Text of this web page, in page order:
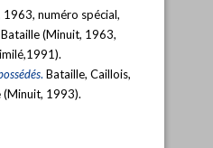
1963, numéro spécial,
(Minuit, 1963,
. Bataille, Caillois,
(Minuit, 1993).